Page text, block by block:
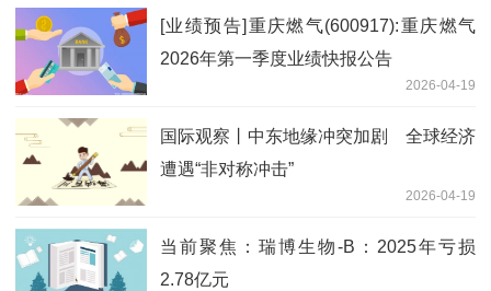
[业绩预告]重庆燃气(600917):重庆燃气
2026年第一季度业绩快报公告
2026-04-19
国际观察丨中东地缘冲突加剧 全球经济
遭遇“非对称冲击”
2026-04-19
当前聚焦：瑞博生物-B：2025年亏损
2.78亿元